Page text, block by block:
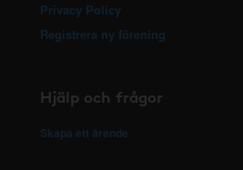
Privacy Policy
Registrera ny förening
Hjälp och frågor
Skapa ett ärende